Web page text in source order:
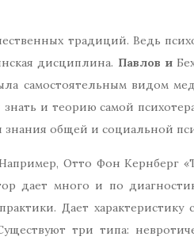
традиций. Ведь
дисциплина. Павлов и
самостоятельным видом
и теорию самой
знания общей и социальной
Отто Фон Кернберг
дает много и по
Дает характеристику
три типа: